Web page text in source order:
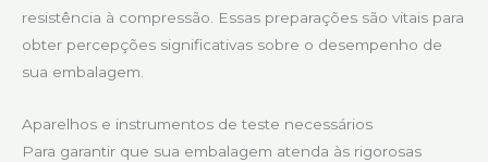
resistência à compressão. Essas preparações são vitais para
obter percepções significativas sobre o desempenho de
sua embalagem.
Aparelhos e instrumentos de teste necessários
Para garantir que sua embalagem atenda às rigorosas